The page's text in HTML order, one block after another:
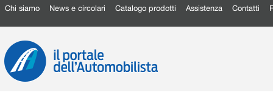
Chi siamo News e circolari Catalogo prodotti Assistenza Contatti